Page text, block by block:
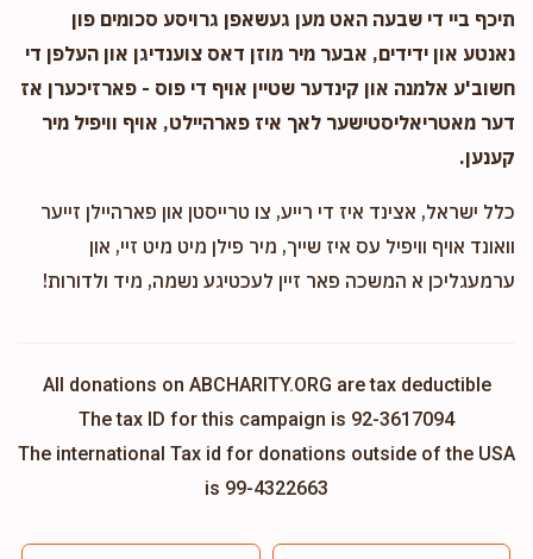
תיכף ביי די שבעה האט מען געשאפן גרויסע סכומים פון
נאנטע און ידידים, אבער מיר מוזן דאס צוענדיגן און העלפן די
חשוב'ע אלמנה און קינדער שטיין אויף די פוס - פארזיכערן אז
דער מאטריאליסטישער לאך איז פארהיילט, אויף וויפיל מיר
קענען.
כלל ישראל, אצינד איז די רייע, צו טרייסטן און פארהיילן זייער
וואונד אויף וויפיל עס איז שייך, מיר פילן מיט מיט זיי, און
ערמעגליכן א המשכה פאר זיין לעכטיגע נשמה, מיד ולדורות!
All donations on ABCHARITY.ORG are tax deductible
The tax ID for this campaign is 92-3617094
The international Tax id for donations outside of the USA
is 99-4322663